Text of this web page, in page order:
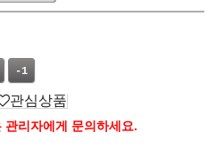
-1
관심상품
관리자에게 문의하세요.